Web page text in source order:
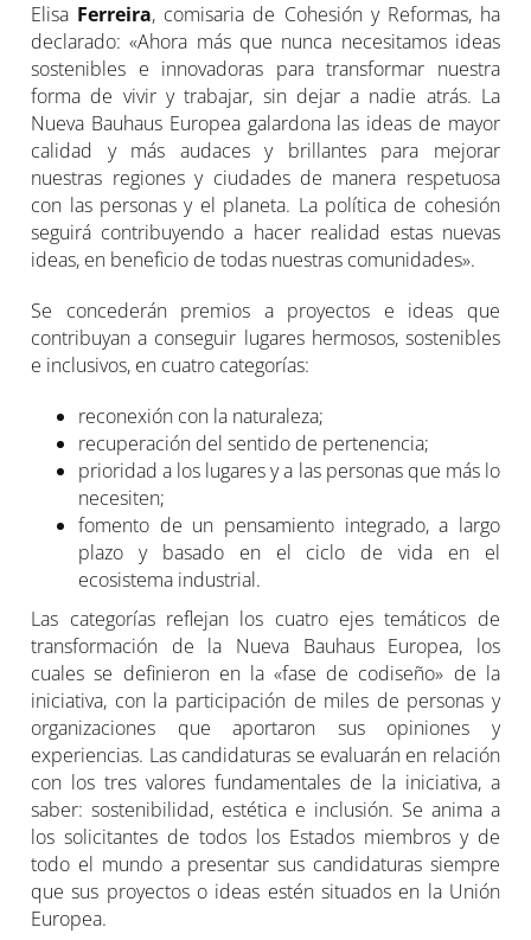
Elisa Ferreira, comisaria de Cohesión y Reformas, ha
declarado: «Ahora más que nunca necesitamos ideas
sostenibles e innovadoras para transformar nuestra
forma de vivir y trabajar, sin dejar a nadie atrás. La
Nueva Bauhaus Europea galardona las ideas de mayor
calidad y más audaces y brillantes para mejorar
nuestras regiones y ciudades de manera respetuosa
con las personas y el planeta. La política de cohesión
seguirá contribuyendo a hacer realidad estas nuevas
ideas, en beneficio de todas nuestras comunidades».
Se concederán premios a proyectos e ideas que
contribuyan a conseguir lugares hermosos, sostenibles
e inclusivos, en cuatro categorías:
reconexión con la naturaleza;
recuperación del sentido de pertenencia;
prioridad a los lugares y a las personas que más lo
necesiten;
fomento de un pensamiento integrado, a largo
plazo y basado en el ciclo de vida en el
ecosistema industrial.
Las categorías reflejan los cuatro ejes temáticos de
transformación de la Nueva Bauhaus Europea, los
cuales se definieron en la «fase de codiseño» de la
iniciativa, con la participación de miles de personas y
organizaciones que aportaron sus opiniones y
experiencias. Las candidaturas se evaluarán en relación
con los tres valores fundamentales de la iniciativa, a
saber: sostenibilidad, estética e inclusión. Se anima a
los solicitantes de todos los Estados miembros y de
todo el mundo a presentar sus candidaturas siempre
que sus proyectos o ideas estén situados en la Unión
Europea.